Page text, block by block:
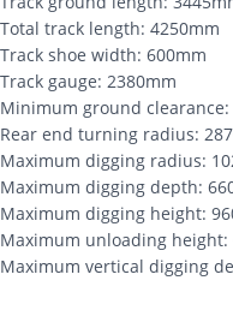
Total track length: 4250mm
Track shoe width: 600mm
Track gauge: 2380mm
Minimum ground clearance:
Rear end turning radius:
Maximum digging radius:
Maximum digging depth:
Maximum digging height:
Maximum unloading height:
Maximum vertical digging